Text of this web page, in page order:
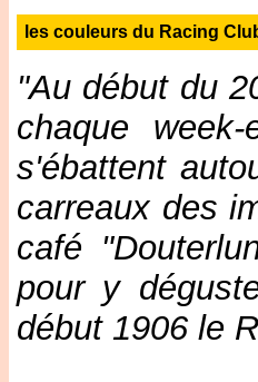
les couleurs du Racing
"Au début du
chaque
s'ébattent
carreaux des
café
pour y
début 1906 le